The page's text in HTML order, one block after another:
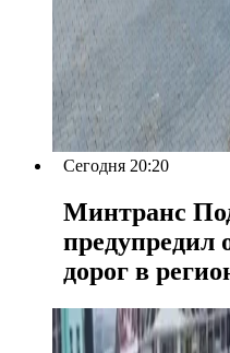
Сегодня 20:20
Минтранс
предупредил
дорог в